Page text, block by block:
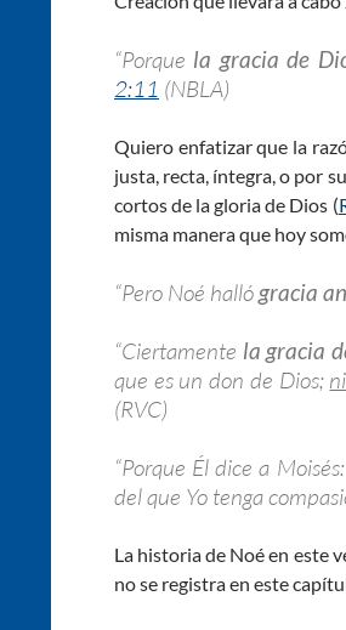
“Porque la gracia de
2:11 (NBLA)
Quiero enfatizar que la
justa, recta, íntegra, o por
cortos de la gloria de Dios (
misma manera que hoy
“Pero Noé halló gracia
“Ciertamente la gracia
que es un don de Dios;
(RVC)
“Porque Él dice a
del que Yo tenga
La historia de Noé en este
no se registra en este